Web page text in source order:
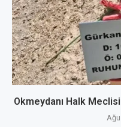
Okmeydanı Halk